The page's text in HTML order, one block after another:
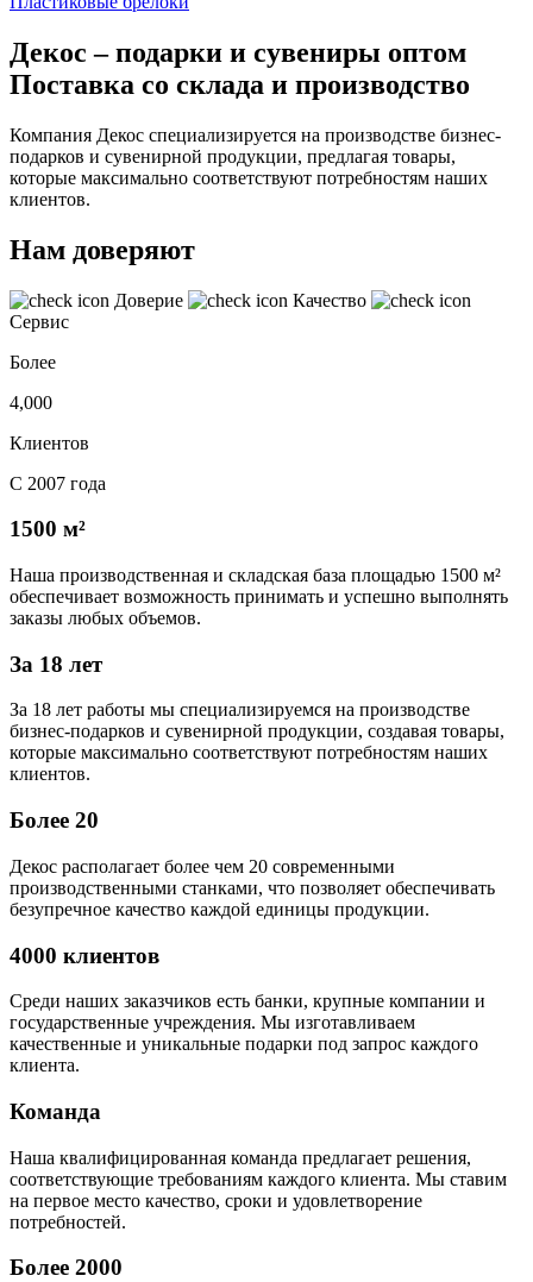
Декос – подарки и сувениры оптом
Поставка со склада и производство
Компания Декос специализируется на производстве бизнес-
подарков и сувенирной продукции, предлагая товары,
которые максимально соответствуют потребностям наших
клиентов.
Нам доверяют
Доверие
Качество
Сервис
Более
4,000
Клиентов
С 2007 года
1500 м²
Наша производственная и складская база площадью 1500 м²
обеспечивает возможность принимать и успешно выполнять
заказы любых объемов.
За 18 лет
За 18 лет работы мы специализируемся на производстве
бизнес-подарков и сувенирной продукции, создавая товары,
которые максимально соответствуют потребностям наших
клиентов.
Более 20
Декос располагает более чем 20 современными
производственными станками, что позволяет обеспечивать
безупречное качество каждой единицы продукции.
4000 клиентов
Среди наших заказчиков есть банки, крупные компании и
государственные учреждения. Мы изготавливаем
качественные и уникальные подарки под запрос каждого
клиента.
Команда
Наша квалифицированная команда предлагает решения,
соответствующие требованиям каждого клиента. Мы ставим
на первое место качество, сроки и удовлетворение
потребностей.
Более 2000